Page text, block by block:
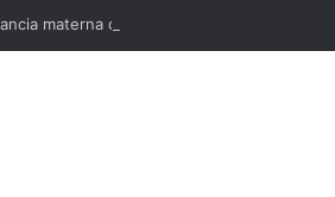
materna con jornada para madres y